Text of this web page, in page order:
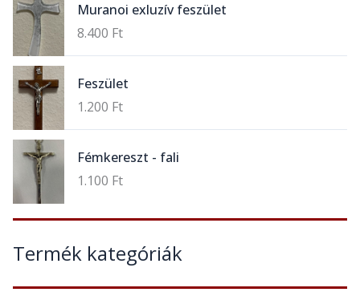
Muranoi exluzív feszület
8.400 Ft
Feszület
1.200 Ft
Fémkereszt - fali
1.100 Ft
Termék kategóriák